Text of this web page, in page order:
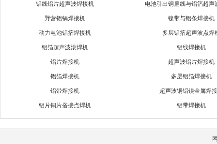
铝线铝片超声波焊接机 电池引出铜扁线与铝箔超声
野营铝锅焊接机 镍带与铝条焊接机
动力电池铝箔焊接机 多层铝箔超声波点焊
铝箔超声波滚焊机 铝线焊接机
铝片焊接机 超声波铝片焊接机
铝箔焊接机 多层铝箔焊接机
铝带焊接机 超声波铜铝镍金属焊
铝片铜片搭接点焊机 铝带焊接机